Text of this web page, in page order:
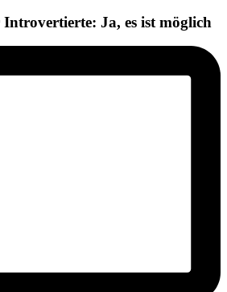
Ja, es ist möglich